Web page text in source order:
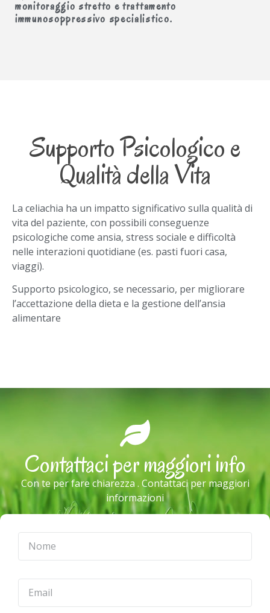
monitoraggio stretto e trattamento
immunosoppressivo specialistico.
Supporto Psicologico e
Qualità della Vita
La celiachia ha un impatto significativo sulla qualità di
vita del paziente, con possibili conseguenze
psicologiche come ansia, stress sociale e difficoltà
nelle interazioni quotidiane (es. pasti fuori casa,
viaggi).
Supporto psicologico, se necessario, per migliorare
l’accettazione della dieta e la gestione dell’ansia
alimentare
Contattaci per maggiori info
Con te per fare chiarezza . Contattaci per maggiori
informazioni